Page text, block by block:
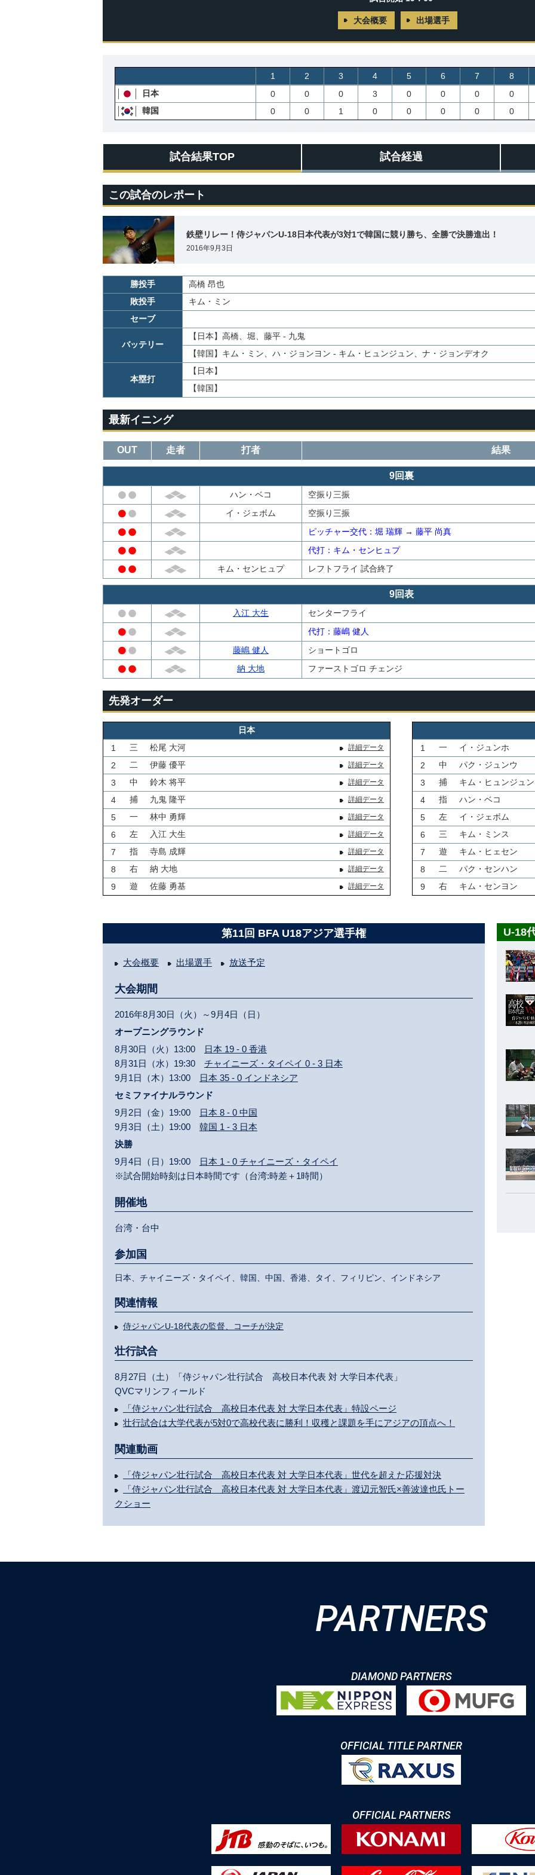
大会概要 出場選手
1 2 3 4 5 6 7
8
日本
0 0 0 3 0 0 0
0
韓国
0 0 1 0 0 0 0 0
試合結果TOP 試合経過
この試合のレポート
鉄壁リレー！侍ジャパンU-18日本代表が3対1で韓国に競り勝ち、全勝で決勝進出！
2016年9月3日
勝投手
高橋 昂也
敗投手
キム・ミン
セーブ
バッテリー
【日本】 高橋、堀、藤平 - 九鬼
【韓国】 キム・ミン、ハ・ジョンヨン - キム・ヒュンジュン、ナ・ジョンデオク
本塁打
【日本】
【韓国】
最新イニング
OUT 走者 打者 結果
9回裏
ハン・ベコ
空振り三振
イ・ジェボム
空振り三振
ピッチャー交代：堀 瑞輝 → 藤平 尚真
代打：キム・センヒュプ
キム・センヒュプ
レフトフライ 試合終了
9回表
入江 大生
センターフライ
代打：藤嶋 健人
藤嶋 健人
ショートゴロ
納 大地
ファーストゴロ チェンジ
先発オーダー
日本
1
三 松尾 大河 詳細データ
2 二 伊藤 優平 詳細データ
3 中 鈴木 将平 詳細データ
4 捕 九鬼 隆平 詳細データ
5 一 林中 勇輝 詳細データ
6 左 入江 大生 詳細データ
7 指 寺島 成輝 詳細データ
8 右 納 大地 詳細データ
9 遊 佐藤 勇基 詳細データ
1 一
イ・ジュンホ
2
中
パク・ジュンウ
3
捕
キム・ヒュンジュン
4
指
ハン・ベコ
5
左
イ・ジェボム
6
三
キム・ミンス
7
遊
キム・ヒェセン
8
二
パク・センハン
9
右 キム・センヨン
第11回 BFA U18アジア選手権
大会概要 出場選手 放送予定
大会期間
2016年8月30日（火）～9月4日（日）
オープニングラウンド
8月30日（火）13:00
日本 19 - 0 香港
8月31日（水）19:30 チャイニーズ・タイペイ 0 - 3 日本
9月1日（木）13:00
日本 35 - 0 インドネシア
セミファイナルラウンド
9月2日（金）19:00
日本 8 - 0 中国
9月3日（土）19:00 韓国 1 - 3 日本
決勝
9月4日（日）19:00
日本 1 - 0 チャイニーズ・タイペイ
※試合開始時刻は日本時間です（台湾:時差＋1時間）
開催地
台湾・台中
参加国
日本、チャイニーズ・タイペイ、韓国、中国、香港、タイ、フィリピン、インドネシア
関連情報
侍ジャパンU-18代表の監督、コーチが決定
壮行試合
8月27日（土）「侍ジャパン壮行試合 高校日本代表 対 大学日本代表」
QVCマリンフィールド
「侍ジャパン壮行試合 高校日本代表 対 大学日本代表」特設ページ
壮行試合は大学代表が5対0で高校代表に勝利！収穫と課題を手にアジアの頂点へ！
関連動画
「侍ジャパン壮行試合 高校日本代表 対 大学日本代表」世代を超えた応援対決
「侍ジャパン壮行試合 高校日本代表 対 大学日本代表」渡辺元智氏×善波達也氏トー
クショー
U-18
PARTNERS
DIAMOND PARTNERS
OFFICIAL TITLE PARTNER
OFFICIAL PARTNERS